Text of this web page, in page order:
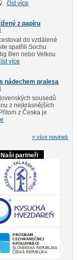
číst více
z papíru
do vzdálené
spatřili Sochu
Ben nebo Velkou
více
nádechem pralesa
sousedů
z nejkrásnějších
z Česka je
» více novinek
Naši partneři